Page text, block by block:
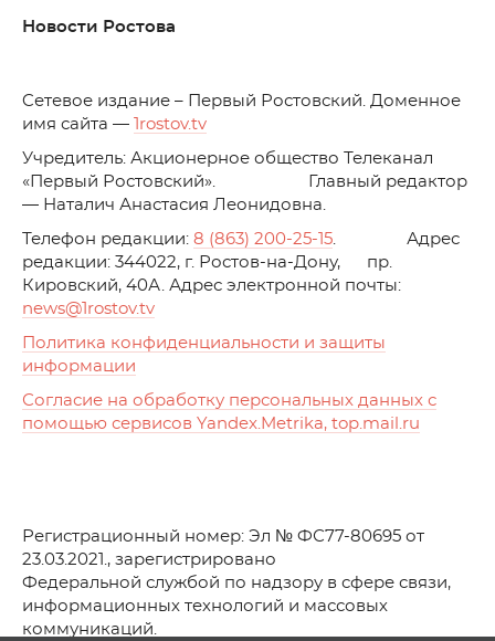
Новости Ростова
Cетевое издание – Первый Ростовский. Доменное
имя сайта —
1rostov.tv
Учредитель: Акционерное общество Телеканал
«Первый Ростовский». Главный редактор
— Наталич Анастасия Леонидовна.
Телефон редакции: 8 (863) 200-25-15. Адрес
редакции: 344022, г. Ростов-на-Дону, пр.
Кировский, 40А. Адрес электронной почты:
news@1rostov.tv
Политика конфиденциальности и защиты
информации
Согласие на обработку персональных данных с
помощью сервисов Yandex.Metrika, top.mail.ru
Регистрационный номер: Эл № ФС77-80695 от
23.03.2021., зарегистрировано
Федеральной службой по надзору в сфере связи,
информационных технологий и массовых
коммуникаций.